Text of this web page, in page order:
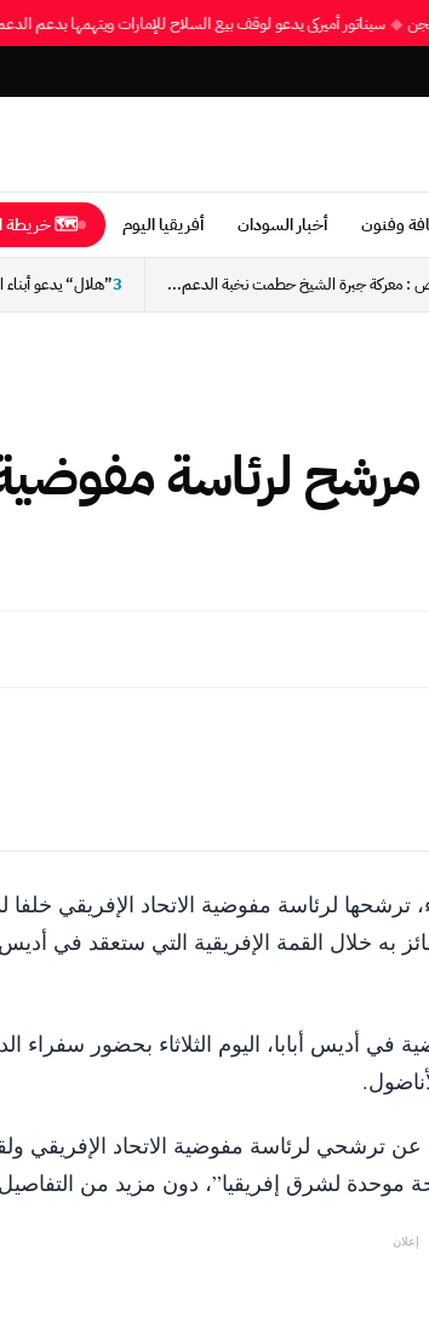
◆ سيناتور أميركي يدعو لوقف بيع السلاح للإمارات ويتهمها بدعم
وفنون أخبار السودان أفريقيا اليوم 🗺 خريطة
: معركة جبرة الشيخ حطمت نخبة الدعم... 3
مرشح لرئاسة
ترشحها لرئاسة مفوضية الاتحاد الإفريقي خلفا
خلال القمة الإفريقية التي ستعقد في أديس
في أديس أبابا، اليوم الثلاثاء بحضور سفراء
عن ترشحي لرئاسة مفوضية الاتحاد الإفريقي
إعلان